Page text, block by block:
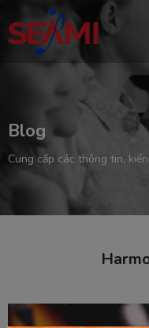
Blog
Cung cấp các thông tin,